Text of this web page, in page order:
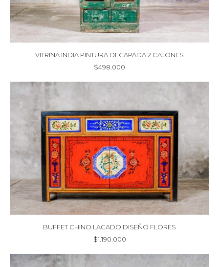
VITRINA INDIA PINTURA DECAPADA 2 CAJONES
$498.000
BUFFET CHINO LACADO DISEÑO FLORES
$1.190.000